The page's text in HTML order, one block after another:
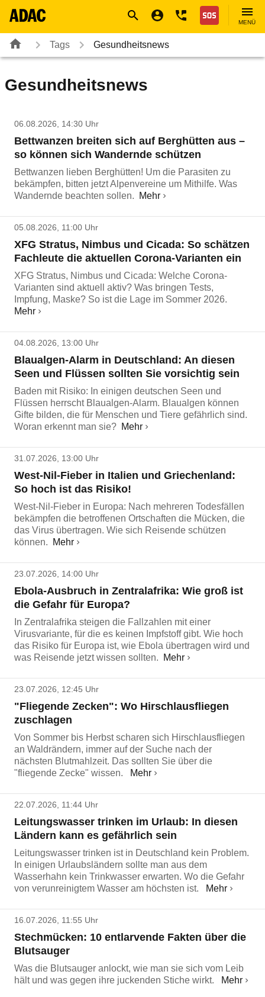
Nothilfe
MENÜ
Tags Gesundheitsnews
Gesundheitsnews
06.08.2026, 14:30 Uhr
Bettwanzen breiten sich auf Berghütten aus –
so können sich Wandernde schützen
Bettwanzen lieben Berghütten! Um die Parasiten zu
bekämpfen, bitten jetzt Alpenvereine um Mithilfe. Was
Wandernde beachten sollen.
Mehr
05.08.2026, 11:00 Uhr
XFG Stratus, Nimbus und Cicada: So schätzen
Fachleute die aktuellen Corona-Varianten ein
XFG Stratus, Nimbus und Cicada: Welche Corona-
Varianten sind aktuell aktiv? Was bringen Tests,
Impfung, Maske? So ist die Lage im Sommer 2026.
Mehr
04.08.2026, 13:00 Uhr
Blaualgen-Alarm in Deutschland: An diesen
Seen und Flüssen sollten Sie vorsichtig sein
Baden mit Risiko: In einigen deutschen Seen und
Flüssen herrscht Blaualgen-Alarm. Blaualgen können
Gifte bilden, die für Menschen und Tiere gefährlich sind.
Woran erkennt man sie? Mehr
31.07.2026, 13:00 Uhr
West-Nil-Fieber in Italien und Griechenland:
So hoch ist das Risiko!
West-Nil-Fieber in Europa: Nach mehreren Todesfällen
bekämpfen die betroffenen Ortschaften die Mücken, die
das Virus übertragen. Wie sich Reisende schützen
können.
Mehr
23.07.2026, 14:00 Uhr
Ebola-Ausbruch in Zentralafrika: Wie groß ist
die Gefahr für Europa?
In Zentralafrika steigen die Fallzahlen mit einer
Virusvariante, für die es keinen Impfstoff gibt. Wie hoch
das Risiko für Europa ist, wie Ebola übertragen wird und
was Reisende jetzt wissen sollten.
Mehr
23.07.2026, 12:45 Uhr
"Fliegende Zecken": Wo Hirschlausfliegen
zuschlagen
Von Sommer bis Herbst scharen sich Hirschlausfliegen
an Waldrändern, immer auf der Suche nach der
nächsten Blutmahlzeit. Das sollten Sie über die
"fliegende Zecke" wissen.
Mehr
22.07.2026, 11:44 Uhr
Leitungswasser trinken im Urlaub: In diesen
Ländern kann es gefährlich sein
Leitungswasser trinken ist in Deutschland kein Problem.
In einigen Urlaubsländern sollte man aus dem
Wasserhahn kein Trinkwasser erwarten. Wo die Gefahr
von verunreinigtem Wasser am höchsten ist.
Mehr
16.07.2026, 11:55 Uhr
Stechmücken: 10 entlarvende Fakten über die
Blutsauger
Was die Blutsauger anlockt, wie man sie sich vom Leib
hält und was gegen ihre juckenden Stiche wirkt.
Mehr